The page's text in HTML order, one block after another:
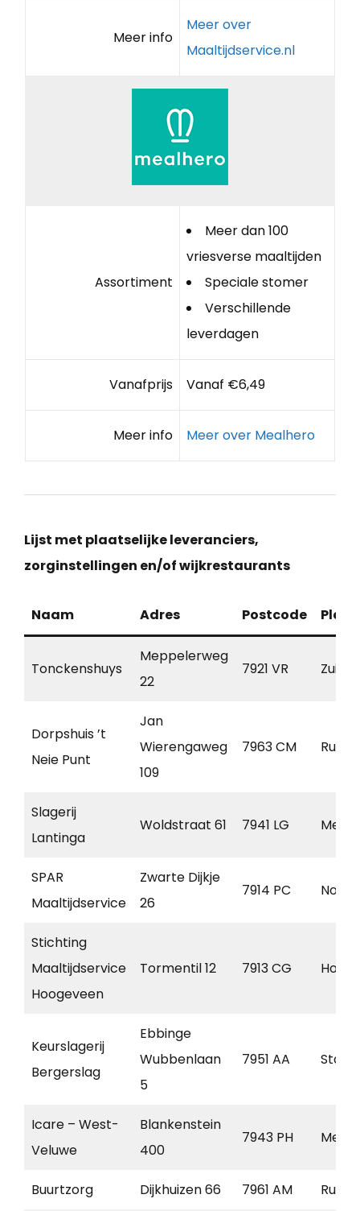
Meer info
Meer over
Maaltijdservice.nl
Assortiment
Meer dan 100
vriesverse maaltijden
Speciale stomer
Verschillende
leverdagen
Vanafprijs Vanaf €6,49
Meer info Meer over Mealhero
Lijst met plaatselijke leveranciers,
zorginstellingen en/of wijkrestaurants
Naam Adres Postcode
Tonckenshuys
Meppelerweg
22
7921 VR
Dorpshuis ’t
Neie Punt
Jan
Wierengaweg
109
7963 CM
Slagerij
Lantinga
Woldstraat 61 7941 LG
SPAR
Maaltijdservice
Zwarte Dijkje
26
7914 PC
Stichting
Maaltijdservice
Hoogeveen
Tormentil 12 7913 CG
Keurslagerij
Bergerslag
Ebbinge
Wubbenlaan
5
7951 AA
Icare – West-
Veluwe
Blankenstein
400
7943 PH
Buurtzorg Dijkhuizen 66 7961 AM